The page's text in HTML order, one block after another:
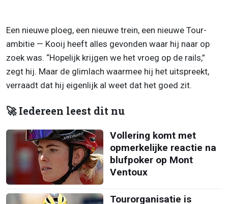
Een nieuwe ploeg, een nieuwe trein, een nieuwe Tour-
ambitie — Kooij heeft alles gevonden waar hij naar op
zoek was. “Hopelijk krijgen we het vroeg op de rails,”
zegt hij. Maar de glimlach waarmee hij het uitspreekt,
verraadt dat hij eigenlijk al weet dat het goed zit.
🚀 Iedereen leest dit nu
Vollering komt met
opmerkelijke reactie na
blufpoker op Mont
Ventoux
Tourorganisatie is